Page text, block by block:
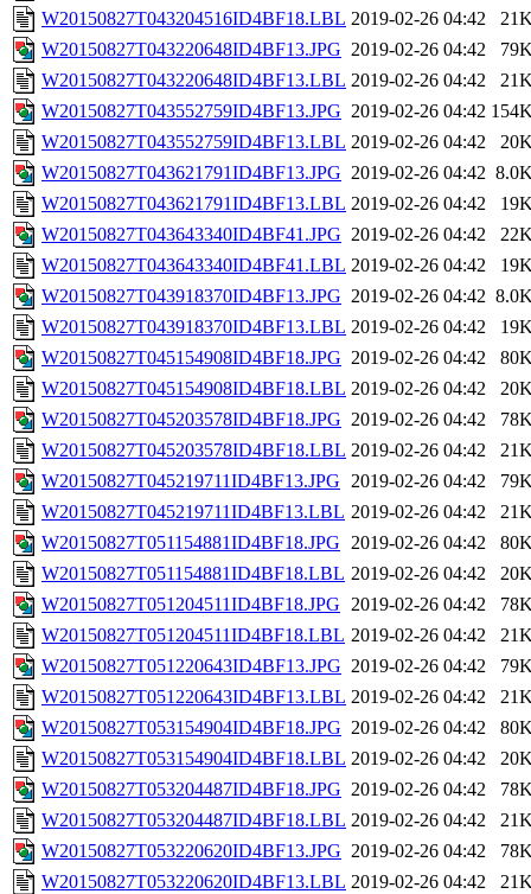
W20150827T043204516ID4BF18.LBL 2019-02-26 04:42
W20150827T043220648ID4BF13.JPG 2019-02-26 04:42
W20150827T043220648ID4BF13.LBL 2019-02-26 04:42
W20150827T043552759ID4BF13.JPG 2019-02-26 04:42
W20150827T043552759ID4BF13.LBL 2019-02-26 04:42
W20150827T043621791ID4BF13.JPG 2019-02-26 04:42
W20150827T043621791ID4BF13.LBL 2019-02-26 04:42
W20150827T043643340ID4BF41.JPG 2019-02-26 04:42
W20150827T043643340ID4BF41.LBL 2019-02-26 04:42
W20150827T043918370ID4BF13.JPG 2019-02-26 04:42
W20150827T043918370ID4BF13.LBL 2019-02-26 04:42
W20150827T045154908ID4BF18.JPG 2019-02-26 04:42
W20150827T045154908ID4BF18.LBL 2019-02-26 04:42
W20150827T045203578ID4BF18.JPG 2019-02-26 04:42
W20150827T045203578ID4BF18.LBL 2019-02-26 04:42
W20150827T045219711ID4BF13.JPG 2019-02-26 04:42
W20150827T045219711ID4BF13.LBL 2019-02-26 04:42
W20150827T051154881ID4BF18.JPG 2019-02-26 04:42
W20150827T051154881ID4BF18.LBL 2019-02-26 04:42
W20150827T051204511ID4BF18.JPG 2019-02-26 04:42
W20150827T051204511ID4BF18.LBL 2019-02-26 04:42
W20150827T051220643ID4BF13.JPG 2019-02-26 04:42
W20150827T051220643ID4BF13.LBL 2019-02-26 04:42
W20150827T053154904ID4BF18.JPG 2019-02-26 04:42
W20150827T053154904ID4BF18.LBL 2019-02-26 04:42
W20150827T053204487ID4BF18.JPG 2019-02-26 04:42
W20150827T053204487ID4BF18.LBL 2019-02-26 04:42
W20150827T053220620ID4BF13.JPG 2019-02-26 04:42
W20150827T053220620ID4BF13.LBL 2019-02-26 04:42